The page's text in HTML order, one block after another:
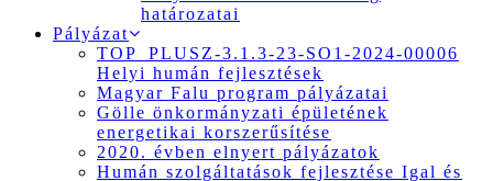
határozatai
Pályázat
TOP_PLUSZ-3.1.3-23-SO1-2024-00006
Helyi humán fejlesztések
Magyar Falu program pályázatai
Gölle önkormányzati épületének
energetikai korszerűsítése
2020. évben elnyert pályázatok
Humán szolgáltatások fejlesztése Igal és